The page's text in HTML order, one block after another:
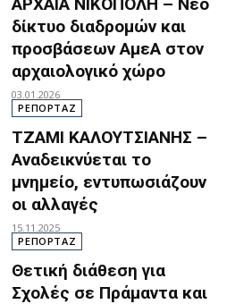
δίκτυο διαδρομών και
προσβάσεων ΑμεΑ στον
αρχαιολογικό χώρο
03.01.2026
ΡΕΠΟΡΤΑΖ
ΤΖΑΜΙ ΚΑΛΟΥΤΣΙΑΝΗΣ –
Αναδεικνύεται το
μνημείο, εντυπωσιάζουν
οι αλλαγές
15.11.2025
ΡΕΠΟΡΤΑΖ
Θετική διάθεση για
Σχολές σε Πράμαντα και